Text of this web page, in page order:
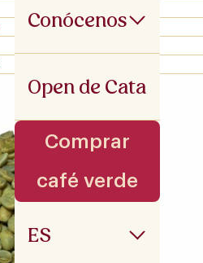
Conócenos
Open de Cata
Comprar
café verde
ES